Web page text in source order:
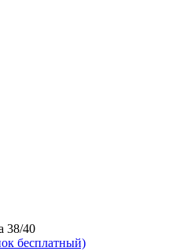
38/40
бесплатный)